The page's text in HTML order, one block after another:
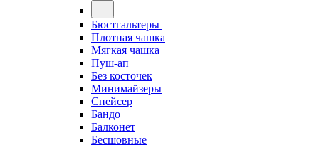
Бюстгальтеры
Плотная чашка
Мягкая чашка
Пуш-ап
Без косточек
Минимайзеры
Спейсер
Бандо
Балконет
Бесшовные